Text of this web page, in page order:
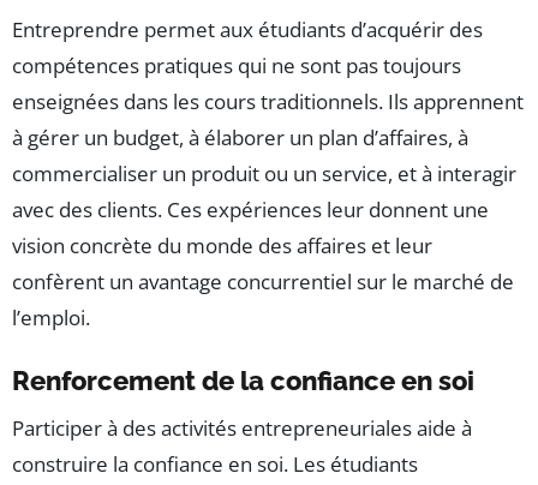
Entreprendre permet aux étudiants d’acquérir des
compétences pratiques qui ne sont pas toujours
enseignées dans les cours traditionnels. Ils apprennent
à gérer un budget, à élaborer un plan d’affaires, à
commercialiser un produit ou un service, et à interagir
avec des clients. Ces expériences leur donnent une
vision concrète du monde des affaires et leur
confèrent un avantage concurrentiel sur le marché de
l’emploi.
Renforcement de la confiance en soi
Participer à des activités entrepreneuriales aide à
construire la confiance en soi. Les étudiants